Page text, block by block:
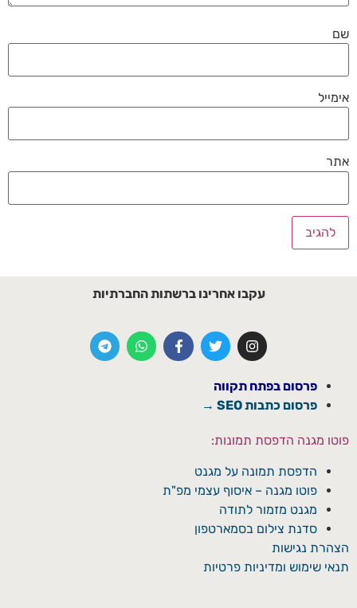
שם
אימייל
אתר
עקבו אחרינו ברשתות החברתיות
פרסום בפתח תקווה
פרסום כתבות SEO →
פוטו מגנה הדפסת תמונות:
הדפסת תמונה על מגנט
פוטו מגנה – איסוף עצמי מפ"ת
מגנט מזמור לתודה
סדנת צילום בסמארטפון
הצהרת נגישות
תנאי שימוש ומדיניות פרטיות